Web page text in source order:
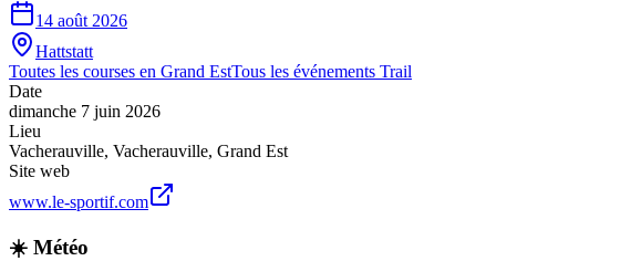
14 août 2026
Hattstatt
Toutes les courses en Grand EstTous les événements Trail
Date
dimanche 7 juin 2026
Lieu
Vacherauville, Vacherauville, Grand Est
Site web
www.le-sportif.com
☀️ Météo